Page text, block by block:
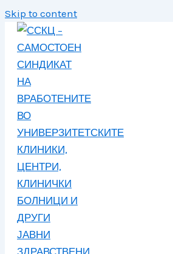
Skip to content